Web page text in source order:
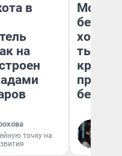
в
на
точку на
Мой
хотела
тысяч,